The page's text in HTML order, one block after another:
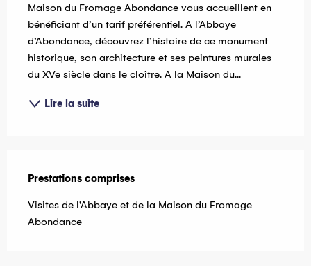
Maison du Fromage Abondance vous accueillent en
bénéficiant d’un tarif préférentiel. A l’Abbaye
d’Abondance, découvrez l’histoire de ce monument
historique, son architecture et ses peintures murales
du XVe siècle dans le cloître. A la Maison du...
Lire la suite
Prestations comprises
Prestations comprises
Visites de l'Abbaye et de la Maison du Fromage
Abondance